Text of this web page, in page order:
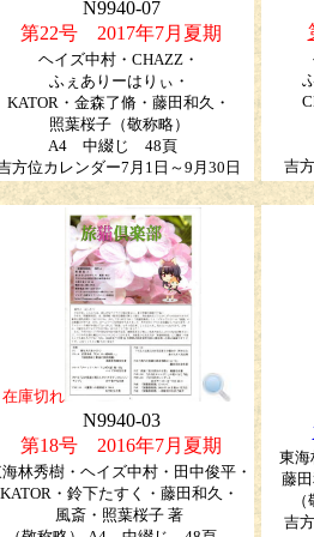
N9940-07
第22号 2017年7月夏期
ヘイズ中村・CHAZZ・
ふぇありーはりぃ・
KATOR・金森了脩・藤田和久・
照葉桜子（敬称略）
A4 中綴じ 48頁
方位カレンダー7月1日～9月30日
吉
在庫切れ
N9940-03
第18号 2016年7月夏期
林秀樹・ヘイズ中村・田中俊平・
KATOR・鈴下たすく・藤田和久・
風斎・照葉桜子 著
東海
藤
吉